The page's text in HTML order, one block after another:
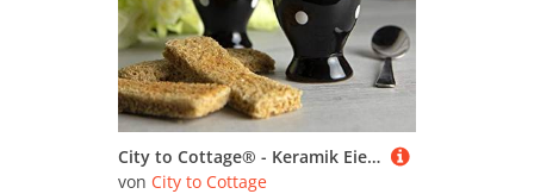
City to Cottage® - Keramik Eierbecher Set | Schwarz und Weiß | Polka Dots | Handgemacht | Keramik Geschirr Set | 2 Eierbecher im Set
von City to Cottage